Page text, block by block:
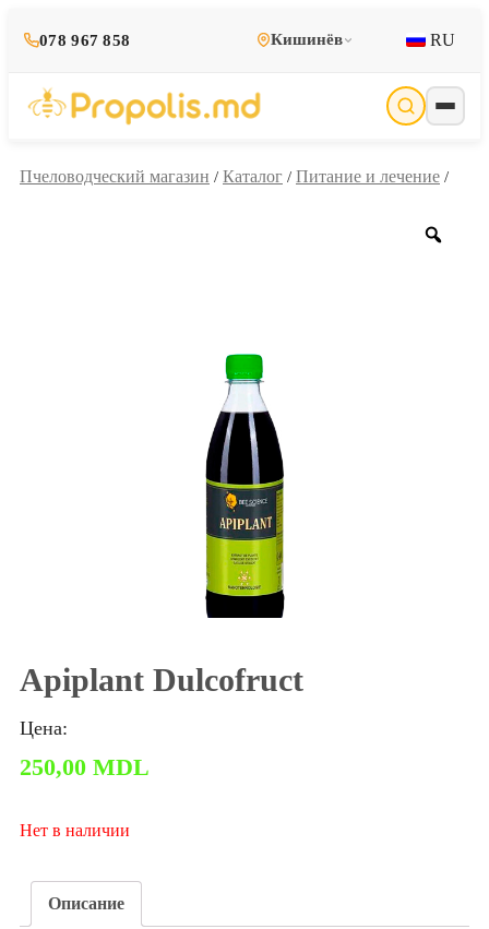
078 967 858 Кишинёв RU
Пчеловодческий магазин / Каталог / Питание и лечение /
Apiplant Dulcofruct
Цена:
250,00 MDL
Нет в наличии
Описание